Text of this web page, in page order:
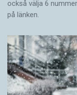
också välja 6
på länken.